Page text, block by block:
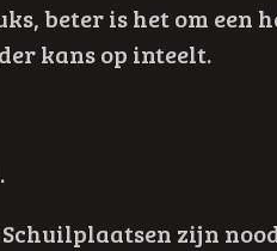
beter is het om een
kans op inteelt.
Schuilplaatsen zijn